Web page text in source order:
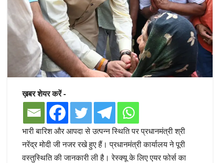
ख़बर शेयर करें -
भारी बारिश और आपदा से उत्पन्न स्थिति पर प्रधानमंत्री श्री
नरेंद्र मोदी जी नजर रखे हुए हैं। प्रधानमंत्री कार्यालय ने पूरी
वस्तुस्थिति की जानकारी ली है। रेस्क्यू के लिए एयर फोर्स का